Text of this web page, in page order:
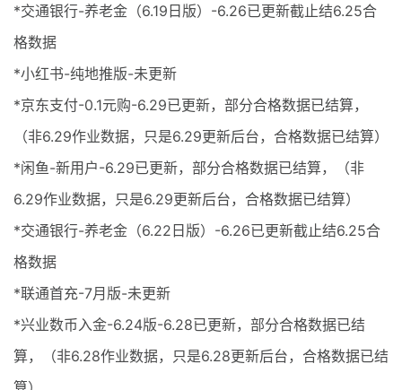
*交通银行-养老金（6.19日版）-6.26已更新截止结6.25合
格数据
*小红书-纯地推版-未更新
*京东支付-0.1元购-6.29已更新，部分合格数据已结算，
（非6.29作业数据，只是6.29更新后台，合格数据已结算）
*闲鱼-新用户-6.29已更新，部分合格数据已结算，（非
6.29作业数据，只是6.29更新后台，合格数据已结算）
*交通银行-养老金（6.22日版）-6.26已更新截止结6.25合
格数据
*联通首充-7月版-未更新
*兴业数币入金-6.24版-6.28已更新，部分合格数据已结
算，（非6.28作业数据，只是6.28更新后台，合格数据已结